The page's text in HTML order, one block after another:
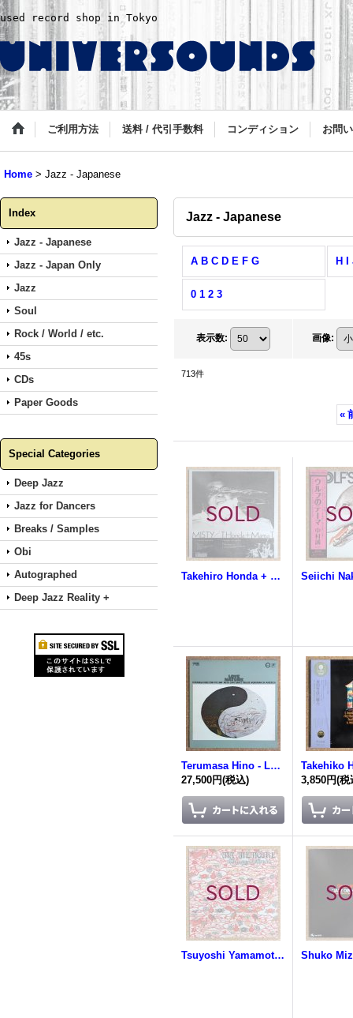
used record shop in Tokyo
ご利用方法 送料 / 代引手数料 コンディション お問
Home > Jazz - Japanese
Index
Jazz - Japanese
Jazz - Japan Only
Jazz
Soul
Rock / World / etc.
45s
CDs
Paper Goods
Special Categories
Deep Jazz
Jazz for Dancers
Breaks / Samples
Obi
Autographed
Deep Jazz Reality +
Jazz - Japanese
A B C D E F G H I
0 1 2 3
表示数: 画像:
713件
«
Takehiro Honda + Mama T. - Misty
Terumasa Hino - Love Nature
27,500円(税込) 3,850円(税
Tsuyoshi Yamamoto - Ma Memoire